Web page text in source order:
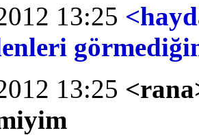
13:25
13:25